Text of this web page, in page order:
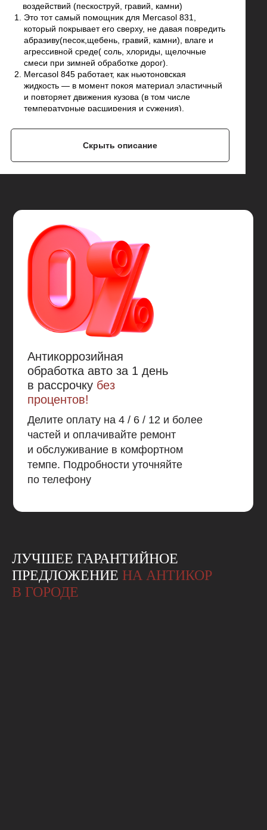
воздействий (пескоструй, гравий, камни)
Это тот самый помощник для Mercasol 831,
который покрывает его сверху, не давая повредить
абразиву(песок,щебень, гравий, камни), влаге и
агрессивной среде( соль, хлориды, щелочные
смеси при зимней обработке дорог).
Mercasol 845 работает, как ньютоновская
жидкость — в момент покоя материал эластичный
и повторяет движения кузова (в том числе
температурные расширения и сужения),
становится упругим.
Имеет свойство самовосстановления, то есть
пока их обнаружат.
Материал зимой не трескается, летом не течет.
временем от агрессивной среды и механических
гравий, мелкие камни – царапают защитное
покрытие Mercasol 831, открывая металл.) и
позволит развиваться коррозии в местах
повреждения, а также не хотите обращаться к теме
антикоррозионной обработки 10 и более лет, то
Mercasol 845 - это то без чего вам не обойтись.
Скрыть описание
Антикоррозийная
обработка авто за 1 день
в рассрочку без
процентов!
Делите оплату на 4 / 6 / 12 и более
частей и оплачивайте ремонт
и обслуживание в комфортном
темпе. Подробности уточняйте
по телефону
ЛУЧШЕЕ ГАРАНТИЙНОЕ
ПРЕДЛОЖЕНИЕ НА АНТИКОР
В ГОРОДЕ